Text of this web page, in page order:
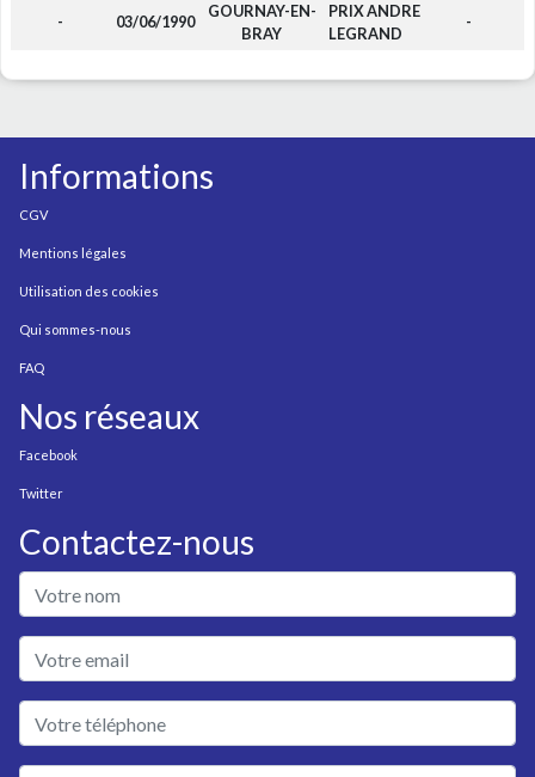
- 03/06/1990
GOURNAY-EN-
BRAY
PRIX ANDRE
LEGRAND
-
Informations
CGV
Mentions légales
Utilisation des cookies
Qui sommes-nous
FAQ
Nos réseaux
Facebook
Twitter
Contactez-nous